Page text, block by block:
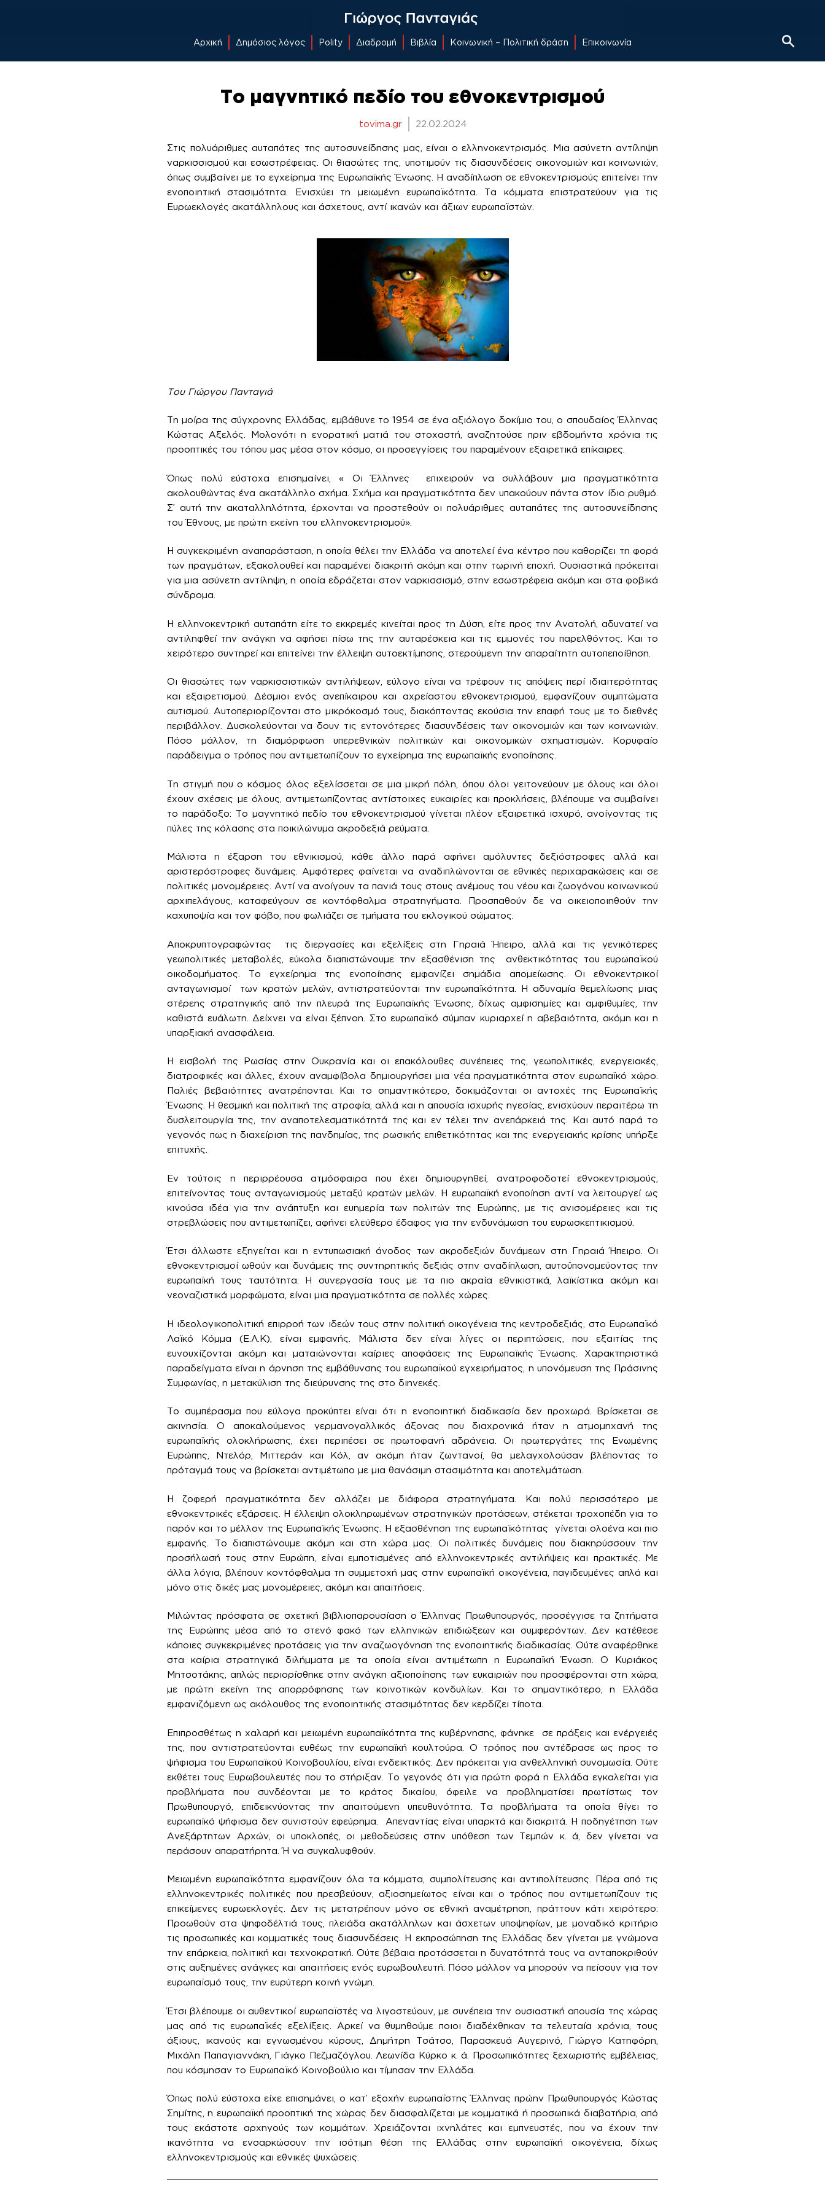
Αρχική Δημόσιος λόγος Polity Διαδρομή Βιβλία Κοινωνική – Πολιτική δράση Επικοινωνία
Το μαγνητικό πεδίο του εθνοκεντρισμού
tovima.gr 22.02.2024
Στις πολυάριθμες αυταπάτες της αυτοσυνείδησης μας, είναι ο ελληνοκεντρισμός. Μια ασύνετη αντίληψη
ναρκισσισμού και εσωστρέφειας. Οι θιασώτες της, υποτιμούν τις διασυνδέσεις οικονομιών και κοινωνιών,
όπως συμβαίνει με το εγχείρημα της Ευρωπαϊκής Ένωσης. Η αναδίπλωση σε εθνοκεντρισμούς επιτείνει την
ενοποιητική στασιμότητα. Ενισχύει τη μειωμένη ευρωπαϊκότητα. Τα κόμματα επιστρατεύουν για τις
Ευρωεκλογές ακατάλληλους και άσχετους, αντί ικανών και άξιων ευρωπαϊστών.
Του Γιώργου Πανταγιά
Τη μοίρα της σύγχρονης Ελλάδας, εμβάθυνε το 1954 σε ένα αξιόλογο δοκίμιο του, ο σπουδαίος Έλληνας
Κώστας Αξελός. Μολονότι η ενορατική ματιά του στοχαστή, αναζητούσε πριν εβδομήντα χρόνια τις
προοπτικές του τόπου μας μέσα στον κόσμο, οι προσεγγίσεις του παραμένουν εξαιρετικά επίκαιρες.
Όπως πολύ εύστοχα επισημαίνει, « Οι Έλληνες επιχειρούν να συλλάβουν μια πραγματικότητα
ακολουθώντας ένα ακατάλληλο σχήμα. Σχήμα και πραγματικότητα δεν υπακούουν πάντα στον ίδιο ρυθμό.
Σ’ αυτή την ακαταλληλότητα, έρχονται να προστεθούν οι πολυάριθμες αυταπάτες της αυτοσυνείδησης
του Έθνους, με πρώτη εκείνη του ελληνοκεντρισμού».
Η συγκεκριμένη αναπαράσταση, η οποία θέλει την Ελλάδα να αποτελεί ένα κέντρο που καθορίζει τη φορά
των πραγμάτων, εξακολουθεί και παραμένει διακριτή ακόμη και στην τωρινή εποχή. Ουσιαστικά πρόκειται
για μια ασύνετη αντίληψη, η οποία εδράζεται στον ναρκισσισμό, στην εσωστρέφεια ακόμη και στα φοβικά
σύνδρομα.
Η ελληνοκεντρική αυταπάτη είτε το εκκρεμές κινείται προς τη Δύση, είτε προς την Ανατολή, αδυνατεί να
αντιληφθεί την ανάγκη να αφήσει πίσω της την αυταρέσκεια και τις εμμονές του παρελθόντος. Και το
χειρότερο συντηρεί και επιτείνει την έλλειψη αυτοεκτίμησης, στερούμενη την απαραίτητη αυτοπεποίθηση.
Οι θιασώτες των ναρκισσιστικών αντιλήψεων, εύλογο είναι να τρέφουν τις απόψεις περί ιδιαιτερότητας
και εξαιρετισμού. Δέσμιοι ενός ανεπίκαιρου και αχρείαστου εθνοκεντρισμού, εμφανίζουν συμπτώματα
αυτισμού. Αυτοπεριορίζονται στο μικρόκοσμό τους, διακόπτοντας εκούσια την επαφή τους με το διεθνές
περιβάλλον. Δυσκολεύονται να δουν τις εντονότερες διασυνδέσεις των οικονομιών και των κοινωνιών.
Πόσο μάλλον, τη διαμόρφωση υπερεθνικών πολιτικών και οικονομικών σχηματισμών. Κορυφαίο
παράδειγμα ο τρόπος που αντιμετωπίζουν το εγχείρημα της ευρωπαϊκής ενοποίησης.
Τη στιγμή που ο κόσμος όλος εξελίσσεται σε μια μικρή πόλη, όπου όλοι γειτονεύουν με όλους και όλοι
έχουν σχέσεις με όλους, αντιμετωπίζοντας αντίστοιχες ευκαιρίες και προκλήσεις, βλέπουμε να συμβαίνει
το παράδοξο: Το μαγνητικό πεδίο του εθνοκεντρισμού γίνεται πλέον εξαιρετικά ισχυρό, ανοίγοντας τις
πύλες της κόλασης στα ποικιλώνυμα ακροδεξιά ρεύματα.
Μάλιστα η έξαρση του εθνικισμού, κάθε άλλο παρά αφήνει αμόλυντες δεξιόστροφες αλλά και
αριστερόστροφες δυνάμεις. Αμφότερες φαίνεται να αναδιπλώνονται σε εθνικές περιχαρακώσεις και σε
πολιτικές μονομέρειες. Αντί να ανοίγουν τα πανιά τους στους ανέμους του νέου και ζωογόνου κοινωνικού
αρχιπελάγους, καταφεύγουν σε κοντόφθαλμα στρατηγήματα. Προσπαθούν δε να οικειοποιηθούν την
καχυποψία και τον φόβο, που φωλιάζει σε τμήματα του εκλογικού σώματος.
Αποκρυπτογραφώντας τις διεργασίες και εξελίξεις στη Γηραιά Ήπειρο, αλλά και τις γενικότερες
γεωπολιτικές μεταβολές, εύκολα διαπιστώνουμε την εξασθένιση της ανθεκτικότητας του ευρωπαϊκού
οικοδομήματος. Το εγχείρημα της ενοποίησης εμφανίζει σημάδια απομείωσης. Οι εθνοκεντρικοί
ανταγωνισμοί των κρατών μελών, αντιστρατεύονται την ευρωπαϊκότητα. Η αδυναμία θεμελίωσης μιας
στέρεης στρατηγικής από την πλευρά της Ευρωπαϊκής Ένωσης, δίχως αμφισημίες και αμφιθυμίες, την
καθιστά ευάλωτη. Δείχνει να είναι ξέπνοη. Στο ευρωπαϊκό σύμπαν κυριαρχεί η αβεβαιότητα, ακόμη και η
υπαρξιακή ανασφάλεια.
Η εισβολή της Ρωσίας στην Ουκρανία και οι επακόλουθες συνέπειες της, γεωπολιτικές, ενεργειακές,
διατροφικές και άλλες, έχουν αναμφίβολα δημιουργήσει μια νέα πραγματικότητα στον ευρωπαϊκό χώρο.
Παλιές βεβαιότητες ανατρέπονται. Και το σημαντικότερο, δοκιμάζονται οι αντοχές της Ευρωπαϊκής
Ένωσης. Η θεσμική και πολιτική της ατροφία, αλλά και η απουσία ισχυρής ηγεσίας, ενισχύουν περαιτέρω τη
δυσλειτουργία της, την αναποτελεσματικότητά της και εν τέλει την ανεπάρκειά της. Και αυτό παρά το
γεγονός πως η διαχείριση της πανδημίας, της ρωσικής επιθετικότητας και της ενεργειακής κρίσης υπήρξε
επιτυχής.
Εν τούτοις η περιρρέουσα ατμόσφαιρα που έχει δημιουργηθεί, ανατροφοδοτεί εθνοκεντρισμούς,
επιτείνοντας τους ανταγωνισμούς μεταξύ κρατών μελών. Η ευρωπαϊκή ενοποίηση αντί να λειτουργεί ως
κινούσα ιδέα για την ανάπτυξη και ευημερία των πολιτών της Ευρώπης, με τις ανισομέρειες και τις
στρεβλώσεις που αντιμετωπίζει, αφήνει ελεύθερο έδαφος για την ενδυνάμωση του ευρωσκεπτικισμού.
Έτσι άλλωστε εξηγείται και η εντυπωσιακή άνοδος των ακροδεξιών δυνάμεων στη Γηραιά Ήπειρο. Οι
εθνοκεντρισμοί ωθούν και δυνάμεις της συντηρητικής δεξιάς στην αναδίπλωση, αυτοϋπονομεύοντας την
ευρωπαϊκή τους ταυτότητα. Η συνεργασία τους με τα πιο ακραία εθνικιστικά, λαϊκίστικα ακόμη και
νεοναζιστικά μορφώματα, είναι μια πραγματικότητα σε πολλές χώρες.
Η ιδεολογικοπολιτική επιρροή των ιδεών τους στην πολιτική οικογένεια της κεντροδεξιάς, στο Ευρωπαϊκό
Λαϊκό Κόμμα (Ε.Λ.Κ), είναι εμφανής. Μάλιστα δεν είναι λίγες οι περιπτώσεις, που εξαιτίας της
ευνουχίζονται ακόμη και ματαιώνονται καίριες αποφάσεις της Ευρωπαϊκής Ένωσης. Χαρακτηριστικά
παραδείγματα είναι η άρνηση της εμβάθυνσης του ευρωπαϊκού εγχειρήματος, η υπονόμευση της Πράσινης
Συμφωνίας, η μετακύλιση της διεύρυνσης της στο διηνεκές.
Το συμπέρασμα που εύλογα προκύπτει είναι ότι η ενοποιητική διαδικασία δεν προχωρά. Βρίσκεται σε
ακινησία. Ο αποκαλούμενος γερμανογαλλικός άξονας που διαχρονικά ήταν η ατμομηχανή της
ευρωπαϊκής ολοκλήρωσης, έχει περιπέσει σε πρωτοφανή αδράνεια. Οι πρωτεργάτες της Ενωμένης
Ευρώπης, Ντελόρ, Μιττεράν και Κόλ, αν ακόμη ήταν ζωντανοί, θα μελαγχολούσαν βλέποντας το
πρόταγμά τους να βρίσκεται αντιμέτωπο με μια θανάσιμη στασιμότητα και αποτελμάτωση.
Η ζοφερή πραγματικότητα δεν αλλάζει με διάφορα στρατηγήματα. Και πολύ περισσότερο με
εθνοκεντρικές εξάρσεις. Η έλλειψη ολοκληρωμένων στρατηγικών προτάσεων, στέκεται τροχοπέδη για το
παρόν και το μέλλον της Ευρωπαϊκής Ένωσης. Η εξασθένηση της ευρωπαϊκότητας γίνεται ολοένα και πιο
εμφανής. Το διαπιστώνουμε ακόμη και στη χώρα μας. Οι πολιτικές δυνάμεις που διακηρύσσουν την
προσήλωσή τους στην Ευρώπη, είναι εμποτισμένες από ελληνοκεντρικές αντιλήψεις και πρακτικές. Με
άλλα λόγια, βλέπουν κοντόφθαλμα τη συμμετοχή μας στην ευρωπαϊκή οικογένεια, παγιδευμένες απλά και
μόνο στις δικές μας μονομέρειες, ακόμη και απαιτήσεις.
Μιλώντας πρόσφατα σε σχετική βιβλιοπαρουσίαση ο Έλληνας Πρωθυπουργός, προσέγγισε τα ζητήματα
της Ευρώπης μέσα από το στενό φακό των ελληνικών επιδιώξεων και συμφερόντων. Δεν κατέθεσε
κάποιες συγκεκριμένες προτάσεις για την αναζωογόνηση της ενοποιητικής διαδικασίας. Ούτε αναφέρθηκε
στα καίρια στρατηγικά διλήμματα με τα οποία είναι αντιμέτωπη η Ευρωπαϊκή Ένωση. Ο Κυριάκος
Μητσοτάκης, απλώς περιορίσθηκε στην ανάγκη αξιοποίησης των ευκαιριών που προσφέρονται στη χώρα,
με πρώτη εκείνη της απορρόφησης των κοινοτικών κονδυλίων. Και το σημαντικότερο, η Ελλάδα
εμφανιζόμενη ως ακόλουθος της ενοποιητικής στασιμότητας δεν κερδίζει τίποτα.
Επιπροσθέτως η χαλαρή και μειωμένη ευρωπαϊκότητα της κυβέρνησης, φάνηκε σε πράξεις και ενέργειές
της, που αντιστρατεύονται ευθέως την ευρωπαϊκή κουλτούρα. Ο τρόπος που αντέδρασε ως προς το
ψήφισμα του Ευρωπαϊκού Κοινοβουλίου, είναι ενδεικτικός. Δεν πρόκειται για ανθελληνική συνομωσία. Ούτε
εκθέτει τους Ευρωβουλευτές που το στήριξαν. Το γεγονός ότι για πρώτη φορά η Ελλάδα εγκαλείται για
προβλήματα που συνδέονται με το κράτος δικαίου, όφειλε να προβληματίσει πρωτίστως τον
Πρωθυπουργό, επιδεικνύοντας την απαιτούμενη υπευθυνότητα. Τα προβλήματα τα οποία θίγει το
ευρωπαϊκό ψήφισμα δεν συνιστούν εφεύρημα. Απεναντίας είναι υπαρκτά και διακριτά. Η ποδηγέτηση των
Ανεξάρτητων Αρχών, οι υποκλοπές, οι μεθοδεύσεις στην υπόθεση των Τεμπών κ. ά, δεν γίνεται να
περάσουν απαρατήρητα. Ή να συγκαλυφθούν.
Μειωμένη ευρωπαϊκότητα εμφανίζουν όλα τα κόμματα, συμπολίτευσης και αντιπολίτευσης. Πέρα από τις
ελληνοκεντρικές πολιτικές που πρεσβεύουν, αξιοσημείωτος είναι και ο τρόπος που αντιμετωπίζουν τις
επικείμενες ευρωεκλογές. Δεν τις μετατρέπουν μόνο σε εθνική αναμέτρηση, πράττουν κάτι χειρότερο:
Προωθούν στα ψηφοδέλτιά τους, πλειάδα ακατάλληλων και άσχετων υποψηφίων, με μοναδικό κριτήριο
τις προσωπικές και κομματικές τους διασυνδέσεις. Η εκπροσώπηση της Ελλάδας δεν γίνεται με γνώμονα
την επάρκεια, πολιτική και τεχνοκρατική. Ούτε βέβαια προτάσσεται η δυνατότητά τους να ανταποκριθούν
στις αυξημένες ανάγκες και απαιτήσεις ενός ευρωβουλευτή. Πόσο μάλλον να μπορούν να πείσουν για τον
ευρωπαϊσμό τους, την ευρύτερη κοινή γνώμη.
Έτσι βλέπουμε οι αυθεντικοί ευρωπαϊστές να λιγοστεύουν, με συνέπεια την ουσιαστική απουσία της χώρας
μας από τις ευρωπαϊκές εξελίξεις. Αρκεί να θυμηθούμε ποιοι διαδέχθηκαν τα τελευταία χρόνια, τους
άξιους, ικανούς και εγνωσμένου κύρους, Δημήτρη Τσάτσο, Παρασκευά Αυγερινό, Γιώργο Κατηφόρη,
Μιχάλη Παπαγιαννάκη, Γιάγκο Πεζμαζόγλου. Λεωνίδα Κύρκο κ. ά. Προσωπικότητες ξεχωριστής εμβέλειας,
που κόσμησαν το Ευρωπαϊκό Κοινοβούλιο και τίμησαν την Ελλάδα.
Όπως πολύ εύστοχα είχε επισημάνει, ο κατ’ εξοχήν ευρωπαΐστης Έλληνας πρώην Πρωθυπουργός Κώστας
Σημίτης, η ευρωπαϊκή προοπτική της χώρας δεν διασφαλίζεται με κομματικά ή προσωπικά διαβατήρια, από
τους εκάστοτε αρχηγούς των κομμάτων. Χρειάζονται ιχνηλάτες και εμπνευστές, που να έχουν την
ικανότητα να ενσαρκώσουν την ισότιμη θέση της Ελλάδας στην ευρωπαϊκή οικογένεια, δίχως
ελληνοκεντρισμούς και εθνικές ψυχώσεις.